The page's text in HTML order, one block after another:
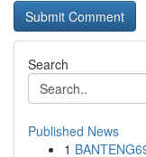
Search
Published News
1